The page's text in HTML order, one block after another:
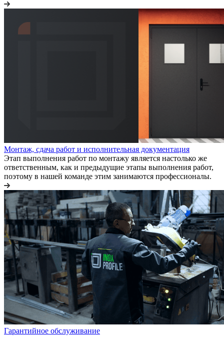
Монтаж, сдача работ и исполнительная документация
Этап выполнения работ по монтажу является настолько же
ответственным, как и предыдущие этапы выполнения работ,
поэтому в нашей команде этим занимаются профессионалы.
Гарантийное обслуживание